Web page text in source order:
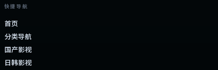
快捷导航
首页
分类导航
国产影视
日韩影视